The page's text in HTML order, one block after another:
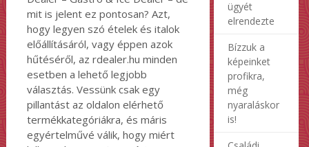
mit is jelent ez pontosan? Azt,
hogy legyen szó ételek és italok
előállításáról, vagy éppen azok
hűtéséről, az rdealer.hu minden
esetben a lehető legjobb
választás. Vessünk csak egy
pillantást az oldalon elérhető
termékkategóriákra, és máris
egyértelművé válik, hogy miért
ügyét
elrendezte
Bízzuk a
képeinket
profikra,
még
nyaraláskor
is!